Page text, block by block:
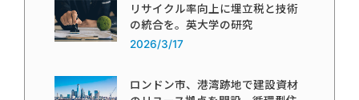
リサイクル率向上に埋立税と技術
の統合を。英大学の研究
2026/3/17
ロンドン市、港湾跡地で建設資材